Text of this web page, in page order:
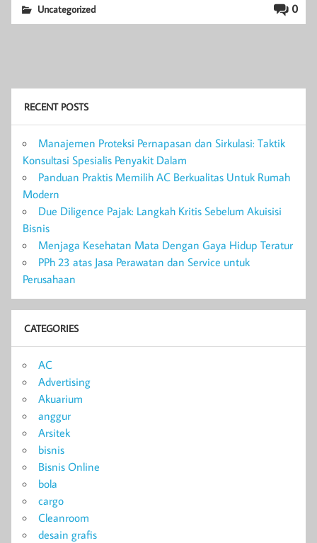
0
Uncategorized
RECENT POSTS
Manajemen Proteksi Pernapasan dan Sirkulasi: Taktik
Konsultasi Spesialis Penyakit Dalam
Panduan Praktis Memilih AC Berkualitas Untuk Rumah
Modern
Due Diligence Pajak: Langkah Kritis Sebelum Akuisisi
Bisnis
Menjaga Kesehatan Mata Dengan Gaya Hidup Teratur
PPh 23 atas Jasa Perawatan dan Service untuk
Perusahaan
CATEGORIES
AC
Advertising
Akuarium
anggur
Arsitek
bisnis
Bisnis Online
bola
cargo
Cleanroom
desain grafis